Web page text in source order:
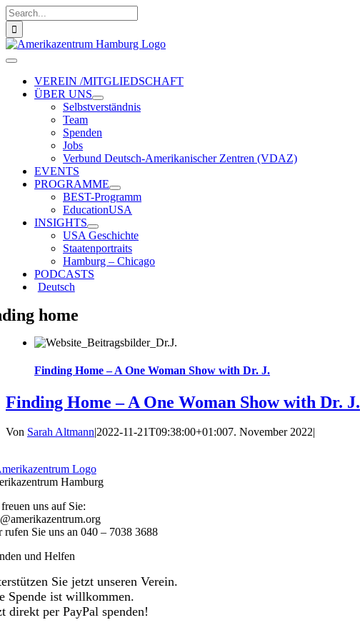
Zum
Inhalt
springen
Suche
nach:
Toggle
NavigationVEREIN /MITGLIEDSCHAFT
ÜBER UNS
Selbstverständnis
Team
Spenden
Jobs
Verbund Deutsch-Amerikanischer Zentren (VDAZ)
EVENTS
PROGRAMME
BEST-Programm
EducationUSA
INSIGHTS
USA Geschichte
Staatenportraits
Hamburg – Chicago
PODCASTS
Deutsch
home
Finding Home – A One Woman Show with Dr. J.
Finding Home – A One Woman Show with Dr. J.
Von Sarah Altmann|2022-11-21T09:38:00+01:007. November 2022|
Hamburg
uns auf Sie:
rufen Sie uns an 040 – 7038 3688
und Helfen
Sie jetzt unseren Verein.
Spende ist willkommen.
direkt per PayPal spenden!